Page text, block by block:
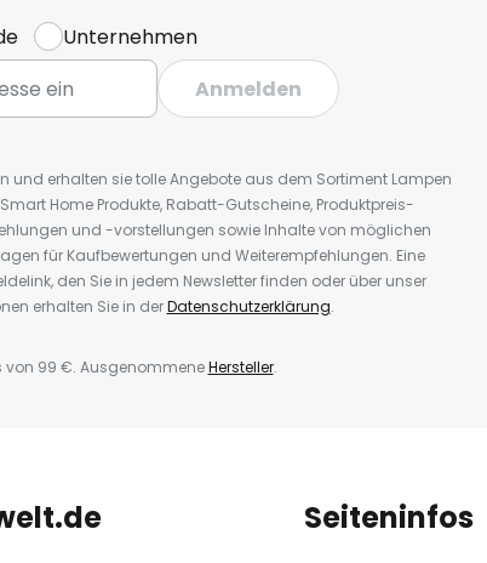
Unternehmen
Anmelden
und erhalten sie tolle Angebote aus dem Sortiment Lampen
Home Produkte, Rabatt-Gutscheine, Produktpreis-
und -vorstellungen sowie Inhalte von möglichen
für Kaufbewertungen und Weiterempfehlungen. Eine
den Sie in jedem Newsletter finden oder über unser
erhalten Sie in derDatenschutzerklärung.
von 99 €. AusgenommeneHersteller.
Seiteninfos